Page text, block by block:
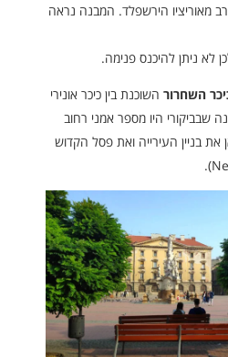
של הרב מאוריציו הירשפלד. המבנה נראה
לא ניתן להיכנס פנימה.
השחרור השוכנת בין כיכר אונירי
שבביקורי היו מספר אמני רחוב
את בניין העירייה ואת פסל הקדוש